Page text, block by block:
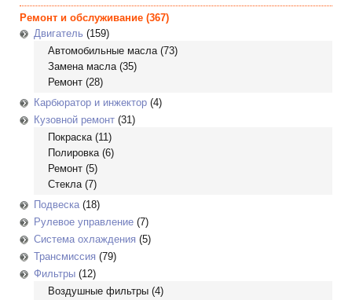
Ремонт и обслуживание (367)
Двигатель (159)
Автомобильные масла(73)
Замена масла(35)
Ремонт (28)
Карбюратор и инжектор (4)
Кузовной ремонт (31)
Покраска(11)
Полировка(6)
Ремонт (5)
Стекла(7)
Подвеска(18)
Рулевое управление (7)
Система охлаждения (5)
Трансмиссия (79)
Фильтры (12)
Воздушные фильтры (4)